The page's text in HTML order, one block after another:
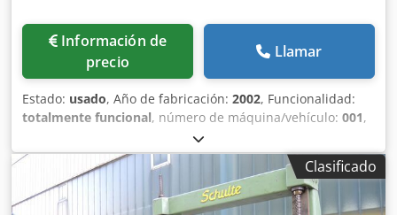
Información de
precio
Llamar
Estado: usado, Año de fabricación: 2002, Funcionalidad:
totalmente funcional, número de máquina/vehículo: 001,
5.000 mm
automática de procesamiento de tablas laterales con
alimentación individualizada, cortadora para el corte final,
2 apiladoras, descarga adicional y corte final de las tablas
apiladas: Tablas de 2000-5280 mm de largo, 16-40 mm de
Clasificado